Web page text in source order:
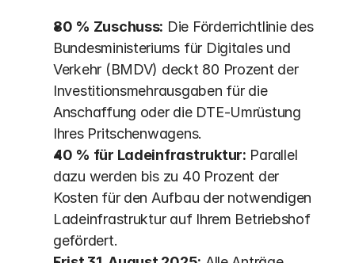
80 % Zuschuss: Die Förderrichtlinie des
Bundesministeriums für Digitales und
Verkehr (BMDV) deckt 80 Prozent der
Investitionsmehrausgaben für die
Anschaffung oder die DTE-Umrüstung
Ihres Pritschenwagens.
40 % für Ladeinfrastruktur: Parallel
dazu werden bis zu 40 Prozent der
Kosten für den Aufbau der notwendigen
Ladeinfrastruktur auf Ihrem Betriebshof
gefördert.